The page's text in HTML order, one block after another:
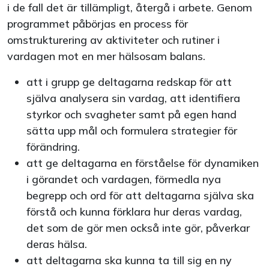
i de fall det är tillämpligt, återgå i arbete. Genom
programmet påbörjas en process för
omstrukturering av aktiviteter och rutiner i
vardagen mot en mer hälsosam balans.
att i grupp ge deltagarna redskap för att
själva analysera sin vardag, att identifiera
styrkor och svagheter samt på egen hand
sätta upp mål och formulera strategier för
förändring.
att ge deltagarna en förståelse för dynamiken
i görandet och vardagen, förmedla nya
begrepp och ord för att deltagarna själva ska
förstå och kunna förklara hur deras vardag,
det som de gör men också inte gör, påverkar
deras hälsa.
att deltagarna ska kunna ta till sig en ny